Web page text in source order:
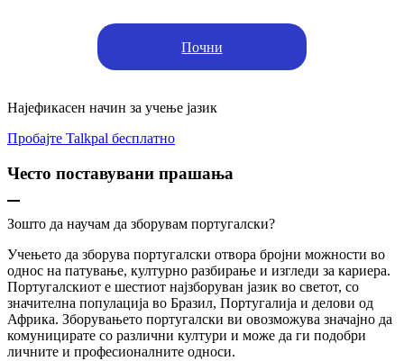
Почни
Најефикасен начин за учење јазик
Пробајте Talkpal бесплатно
Често поставувани прашања
Зошто да научам да зборувам португалски?
Учењето да зборува португалски отвора бројни можности во
однос на патување, културно разбирање и изгледи за кариера.
Португалскиот е шестиот најзборуван јазик во светот, со
значителна популација во Бразил, Португалија и делови од
Африка. Зборувањето португалски ви овозможува значајно да
комуницирате со различни култури и може да ги подобри
личните и професионалните односи.